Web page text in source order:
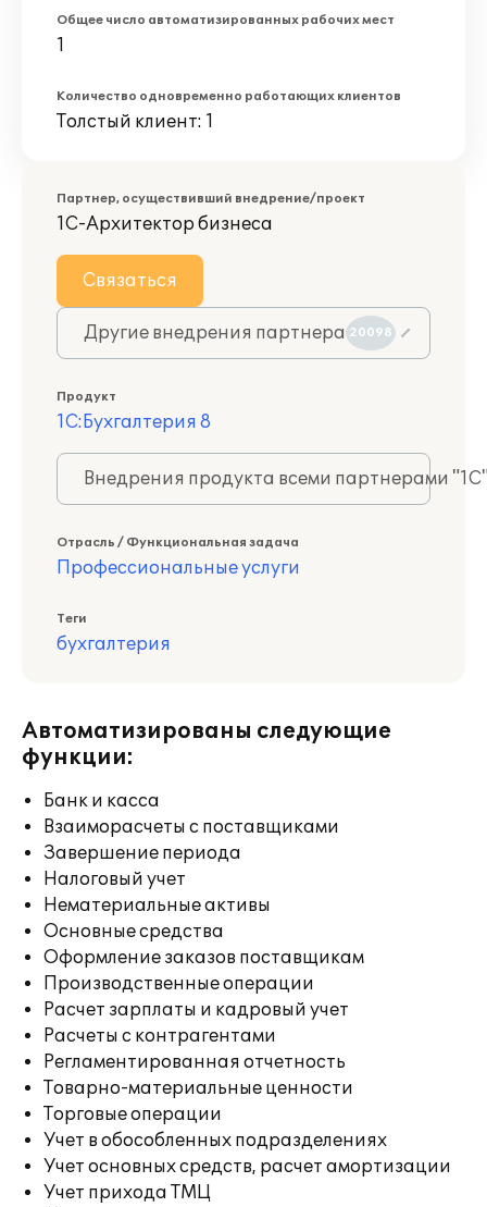
Общее число автоматизированных рабочих мест
1
Количество одновременно работающих клиентов
Толстый клиент: 1
Партнер, осуществивший внедрение/проект
1С-Архитектор бизнеса
Связаться
Другие внедрения партнера 20098
Продукт
1С:Бухгалтерия 8
Внедрения продукта всеми партнерами
Отрасль / Функциональная задача
Профессиональные услуги
Теги
бухгалтерия
Автоматизированы следующие
функции:
Банк и касса
Взаиморасчеты с поставщиками
Завершение периода
Налоговый учет
Нематериальные активы
Основные средства
Оформление заказов поставщикам
Производственные операции
Расчет зарплаты и кадровый учет
Расчеты с контрагентами
Регламентированная отчетность
Товарно-материальные ценности
Торговые операции
Учет в обособленных подразделениях
Учет основных средств, расчет амортизации
Учет прихода ТМЦ